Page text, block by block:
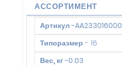
АССОРТИМЕНТ
Артикул -AA233016000
Типоразмер - 16
Вес, кг-0.03